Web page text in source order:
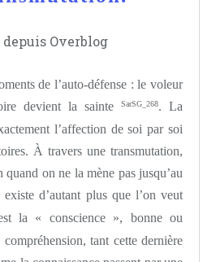
Overblog
de l’auto-défense : le voleur
devient la sainteSarSG_268. La
l’affection de soi par soi
À travers une transmutation,
on ne la mène pas jusqu’au
d’autant plus que l’on veut
la « conscience », bonne ou
tant cette dernière